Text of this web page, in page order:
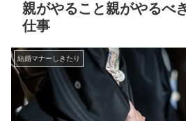
親がやること親がやるべ
仕事
結婚マナーしきたり